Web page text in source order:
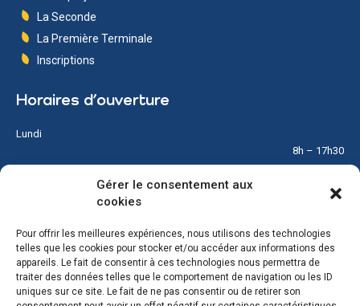
Gérer le consentement aux
cookies
Pour offrir les meilleures expériences, nous utilisons des technologies
telles que les cookies pour stocker et/ou accéder aux informations des
appareils. Le fait de consentir à ces technologies nous permettra de
traiter des données telles que le comportement de navigation ou les ID
uniques sur ce site. Le fait de ne pas consentir ou de retirer son
La Seconde
La Première Terminale
Inscriptions
Horaires d’ouverture
Lundi
8h – 17h30
8h – 17h30
Mercredi
8h – 12h
Jeudi